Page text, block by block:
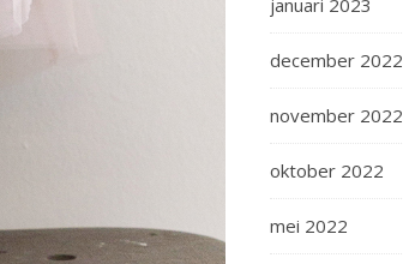
januari 2023
december 2022
november 2022
oktober 2022
mei 2022